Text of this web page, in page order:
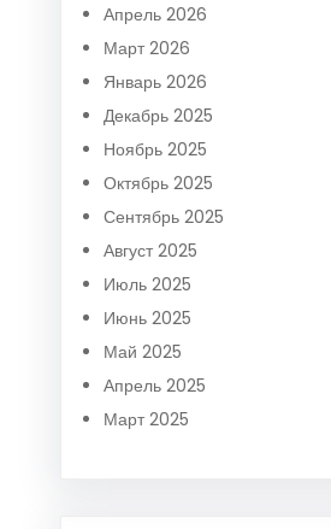
h
Апрель 2026
Март 2026
Январь 2026
Декабрь 2025
Ноябрь 2025
Октябрь 2025
Сентябрь 2025
Август 2025
Июль 2025
Июнь 2025
Май 2025
Апрель 2025
Март 2025